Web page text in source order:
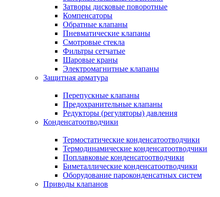
Затворы дисковые поворотные
Компенсаторы
Обратные клапаны
Пневматические клапаны
Смотровые стекла
Фильтры сетчатые
Шаровые краны
Электромагнитные клапаны
Защитная арматура
Перепускные клапаны
Предохранительные клапаны
Редукторы (регуляторы) давления
Конденсатоотводчики
Термостатические конденсатоотводчики
Термодинамические конденсатоотводчики
Поплавковые конденсатоотводчики
Биметаллические конденсатоотводчики
Оборудование пароконденсатных систем
Приводы клапанов